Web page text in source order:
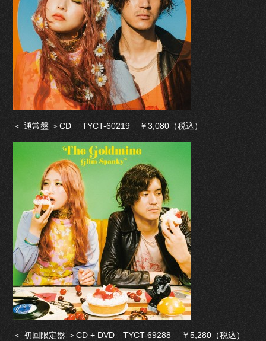
＜ 通常盤 ＞CD TYCT-60219 ￥3,080（税込）
＜ 初回限定盤 ＞CD + DVD TYCT-69288 ￥5,280（税込）